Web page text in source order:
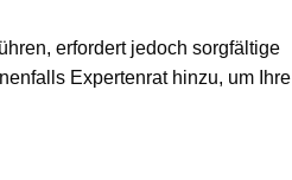
erfordert jedoch sorgfältige
Expertenrat hinzu, um Ihre